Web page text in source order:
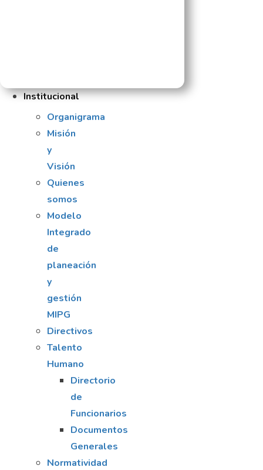
Institucional
Organigrama
Misión
y
Visión
Quienes
somos
Modelo
Integrado
de
planeación
y
gestión
MIPG
Directivos
Talento
Humano
Directorio
de
Funcionarios
Documentos
Generales
Normatividad